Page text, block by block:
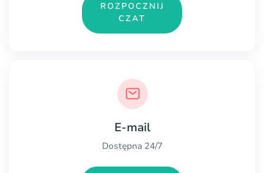
ROZPOCZNIJ
CZAT
E-mail
Dostępna 24/7